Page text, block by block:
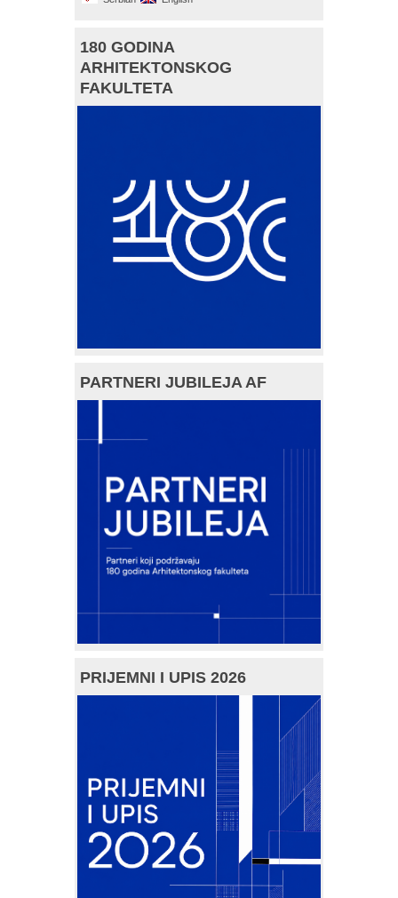
180 GODINA
ARHITEKTONSKOG
FAKULTETA
PARTNERI JUBILEJA AF
PRIJEMNI I UPIS 2026